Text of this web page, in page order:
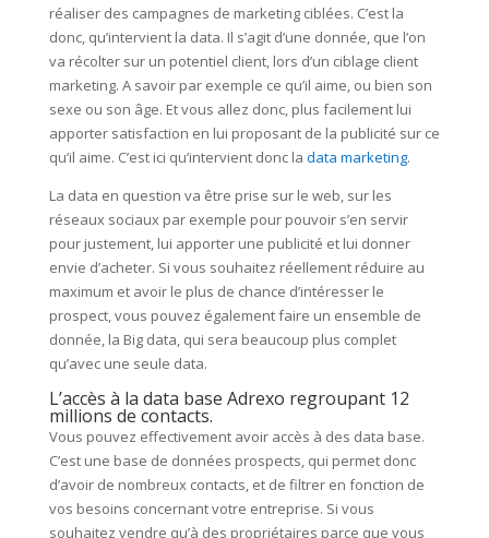
réaliser des campagnes de marketing ciblées. C’est la
donc, qu’intervient la data. Il s’agit d’une donnée, que l’on
va récolter sur un potentiel client, lors d’un ciblage client
marketing. A savoir par exemple ce qu’il aime, ou bien son
sexe ou son âge. Et vous allez donc, plus facilement lui
apporter satisfaction en lui proposant de la publicité sur ce
qu’il aime. C’est ici qu’intervient donc la data marketing.
La data en question va être prise sur le web, sur les
réseaux sociaux par exemple pour pouvoir s’en servir
pour justement, lui apporter une publicité et lui donner
envie d’acheter. Si vous souhaitez réellement réduire au
maximum et avoir le plus de chance d’intéresser le
prospect, vous pouvez également faire un ensemble de
donnée, la Big data, qui sera beaucoup plus complet
qu’avec une seule data.
L’accès à la data base Adrexo regroupant 12
millions de contacts.
Vous pouvez effectivement avoir accès à des data base.
C’est une base de données prospects, qui permet donc
d’avoir de nombreux contacts, et de filtrer en fonction de
vos besoins concernant votre entreprise. Si vous
souhaitez vendre qu’à des propriétaires parce que vous